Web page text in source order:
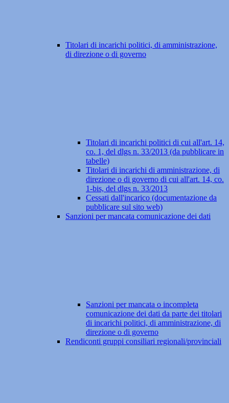
Titolari di incarichi politici, di amministrazione,
di direzione o di governo
Titolari di incarichi politici di cui all'art. 14,
co. 1, del dlgs n. 33/2013 (da pubblicare in
tabelle)
Titolari di incarichi di amministrazione, di
direzione o di governo di cui all'art. 14, co.
1-bis, del dlgs n. 33/2013
Cessati dall'incarico (documentazione da
pubblicare sul sito web)
Sanzioni per mancata comunicazione dei dati
Sanzioni per mancata o incompleta
comunicazione dei dati da parte dei titolari
di incarichi politici, di amministrazione, di
direzione o di governo
Rendiconti gruppi consiliari regionali/provinciali